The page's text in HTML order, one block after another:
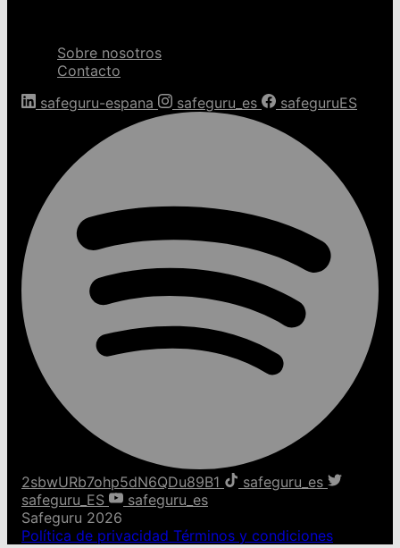
Sobre nosotros
Contacto
safeguru-espana
safeguru_es safeguruES
2sbwURb7ohp5dN6QDu89B1
safeguru_es
safeguru_ES
safeguru_es
Safeguru 2026
Política de privacidad Términos y condiciones